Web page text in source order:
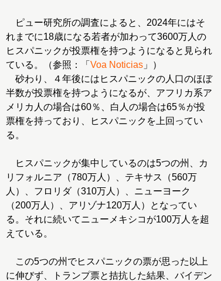
ピュー研究所の調査によると、2024年にはそ
れまでに18歳になる若者が加わって3600万人の
ヒスパニックが投票権を持つようになると見られ
ている。（参照：「 Voa Noticias 」）
砂わり、４年後にはヒスパニックの人口のほぼ
半数が投票権を持つようになるが、アフリカ系ア
メリカ人の場合は60％、白人の場合は65％が投
票権を持っており、ヒスパニックを上回ってい
る。
ヒスパニックが集中しているのは5つの州、カ
リフォルニア（780万人）、テキサス（560万
人）、フロリダ（310万人）、ニューヨーク
（200万人）、アリゾナ120万人）となってい
る。それに続いてニューメキシコが100万人を超
えている。
この5つの州でヒスパニックの票が思った以上
に伸びず、トランプ票と拮抗した結果、バイデン